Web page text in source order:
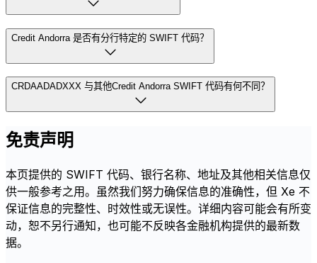
Credit Andorra 是否有分行特定的 SWIFT 代码？
CRDAADADXXX 与其他Credit Andorra SWIFT 代码有何不同？
免责声明
本页提供的 SWIFT 代码、银行名称、地址及其他相关信息仅
供一般参考之用。虽然我们努力确保信息的准确性，但 Xe 不
保证信息的完整性、时效性或无误性。详细内容可能会有所变
动，恕不另行通知，也可能不反映各金融机构提供的最新数
据。